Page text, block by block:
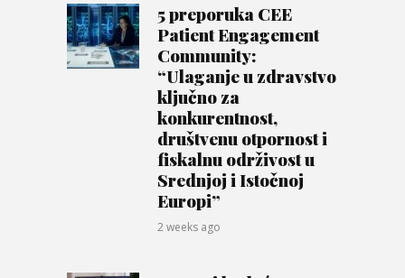
5 preporuka CEE
Patient Engagement
Community:
“Ulaganje u zdravstvo
ključno za
konkurentnost,
društvenu otpornost i
fiskalnu održivost u
Srednjoj i Istočnoj
Europi”
2 weeks ago